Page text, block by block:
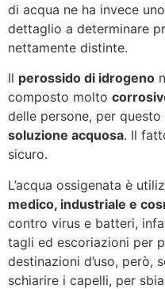
di acqua ne ha invece
dettaglio a determinare
nettamente distinte.
Il perossido di idrogeno
composto molto
delle persone, per
soluzione acquosa. Il
sicuro.
L’acqua ossigenata è
medico, industriale e
contro virus e batteri,
tagli ed escoriazioni per
destinazioni d’uso, però,
schiarire i capelli, per